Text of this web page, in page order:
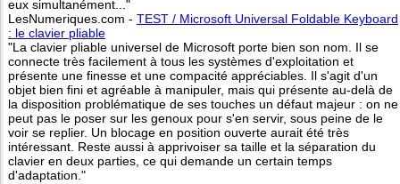
eux simultanément..."
LesNumeriques.com - TEST / Microsoft Universal Foldable Keyboard
: le clavier pliable
"La clavier pliable universel de Microsoft porte bien son nom. Il se
connecte très facilement à tous les systèmes d'exploitation et
présente une finesse et une compacité appréciables. Il s'agit d'un
objet bien fini et agréable à manipuler, mais qui présente au-delà de
la disposition problématique de ses touches un défaut majeur : on ne
peut pas le poser sur les genoux pour s'en servir, sous peine de le
voir se replier. Un blocage en position ouverte aurait été très
intéressant. Reste aussi à apprivoiser sa taille et la séparation du
clavier en deux parties, ce qui demande un certain temps
d'adaptation."